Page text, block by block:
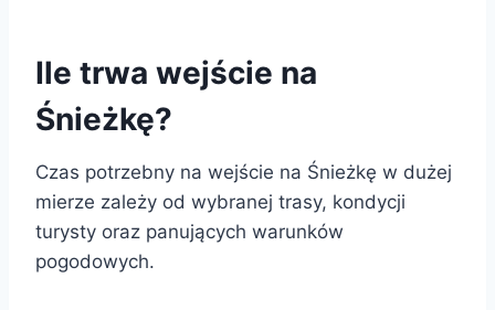
Ile trwa wejście na
Śnieżkę?
Czas potrzebny na wejście na Śnieżkę w dużej
mierze zależy od wybranej trasy, kondycji
turysty oraz panujących warunków
pogodowych.